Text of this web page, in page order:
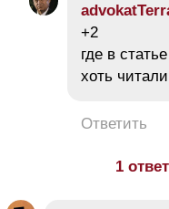
+2
где в
хоть
Ответить
1